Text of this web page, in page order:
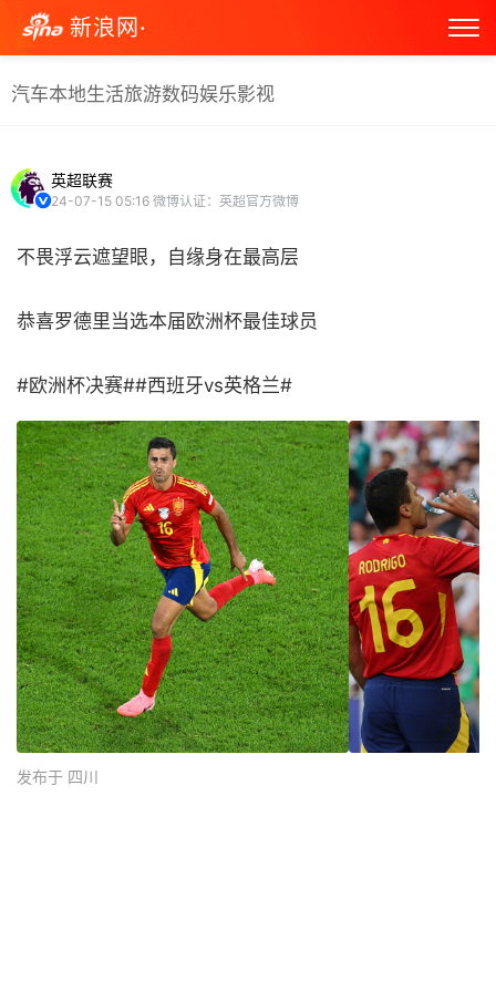
新浪网·
汽车本地生活旅游数码娱乐影视
英超联赛
24-07-15 05:16 微博认证：英超官方微博
不畏浮云遮望眼，自缘身在最高层
恭喜罗德里当选本届欧洲杯最佳球员
#欧洲杯决赛##西班牙vs英格兰# ​
发布于 四川